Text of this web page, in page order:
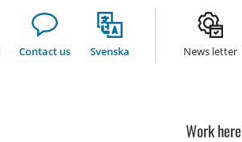
Contact us Svenska News letter
Work here